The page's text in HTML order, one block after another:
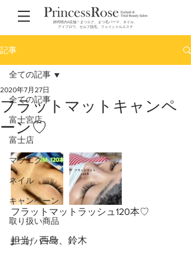
静岡県内4店舗！まつエク、まつ毛パーマ、ネイル、
アイブロウ、セルフ脱毛、フェイシャルエステ
記事
全ての記事
富士宮店
富士店
マツエク
ネイル
キャンペーン
取り扱い商品
まつげパーマ
全ての記事
フラットマットキャンペ
ーン♡
2020年7月27日
フラットマットラッシュ120本♡
担当　西島、鈴木